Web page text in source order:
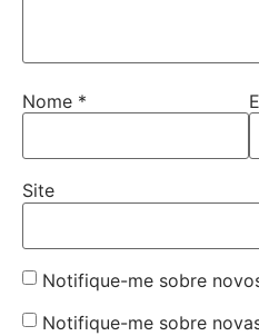
Nome *
Site
Notifique-me sobre
Notifique-me sobre